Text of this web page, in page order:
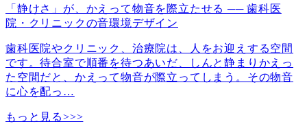
「静けさ」が、かえって物音を際立たせる ── 歯科医
院・クリニックの音環境デザイン
歯科医院やクリニック、治療院は、人をお迎えする空間
です。待合室で順番を待つあいだ、しんと静まりかえっ
た空間だと、かえって物音が際立ってしまう。その物音
に心を配っ …
もっと見る>>>